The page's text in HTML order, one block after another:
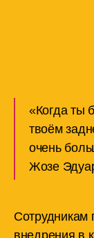
«Когда ты
твоём
очень
Жозе
Сотрудникам
внедрения в